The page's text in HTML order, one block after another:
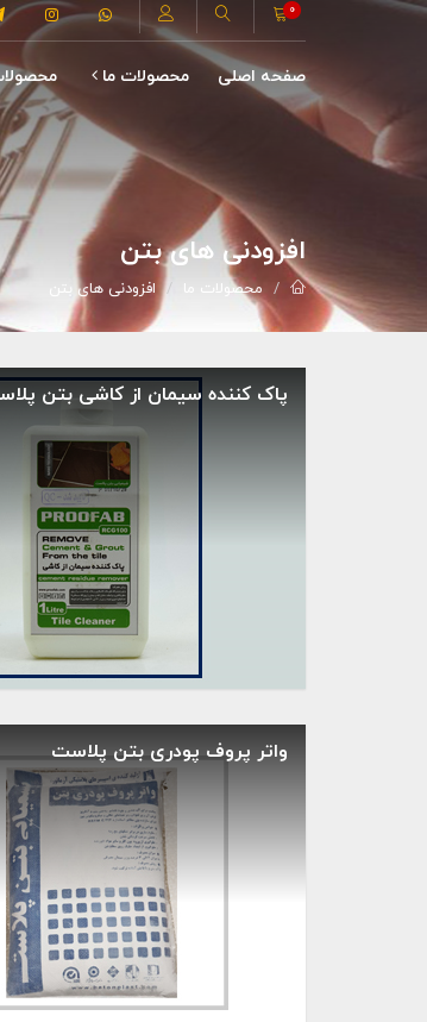
0
صفحه اصلی محصولات ما
افزودنی های بتن
محصولات ما افزودنی های بتن
پاک کننده سیمان از کاشی بتن
واتر پروف پودری بتن پلاست